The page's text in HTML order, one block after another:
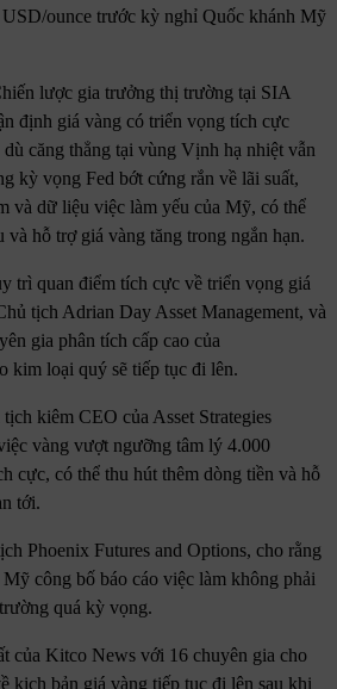
ounce trước kỳ nghỉ Quốc khánh Mỹ
lược gia trưởng thị trường tại SIA
định giá vàng có triển vọng tích cực
căng thẳng tại vùng Vịnh hạ nhiệt vẫn
kỳ vọng Fed bớt cứng rắn về lãi suất,
và dữ liệu việc làm yếu của Mỹ, có thể
hỗ trợ giá vàng tăng trong ngắn hạn.
trì quan điểm tích cực về triển vọng giá
tịch Adrian Day Asset Management, và
gia phân tích cấp cao của
kim loại quý sẽ tiếp tục đi lên.
kiêm CEO của Asset Strategies
vàng vượt ngưỡng tâm lý 4.000
cực, có thể thu hút thêm dòng tiền và hỗ
tới.
Phoenix Futures and Options, cho rằng
công bố báo cáo việc làm không phải
quá kỳ vọng.
của Kitco News với 16 chuyên gia cho
kịch bản giá vàng tiếp tục đi lên sau khi